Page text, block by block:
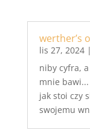
werther’s
lis 27, 2024|
niby cyfra,
mnie
jak stoi czy
swojemu